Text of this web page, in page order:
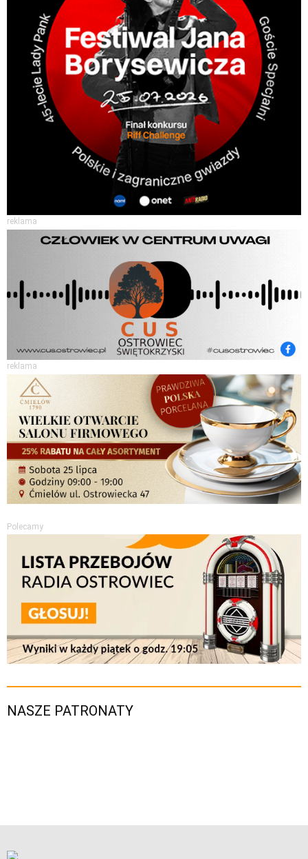
reklama
reklama
Polecamy
NASZE PATRONATY